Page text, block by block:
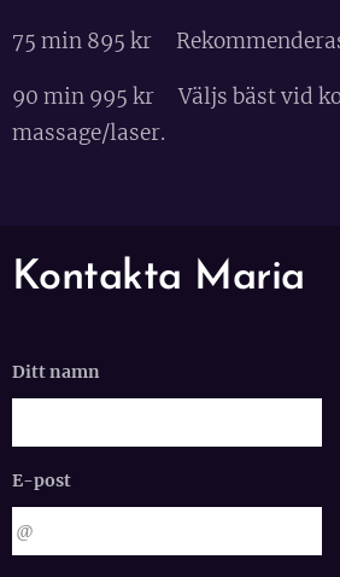
75 min 895 kr
90 min 995 kr Väljs bäst vid
massage/laser.
Kontakta Maria
Ditt namn
E-post